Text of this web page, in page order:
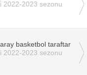
2022-2023 sezonu
basketbol taraftar
2022-2023 sezonu